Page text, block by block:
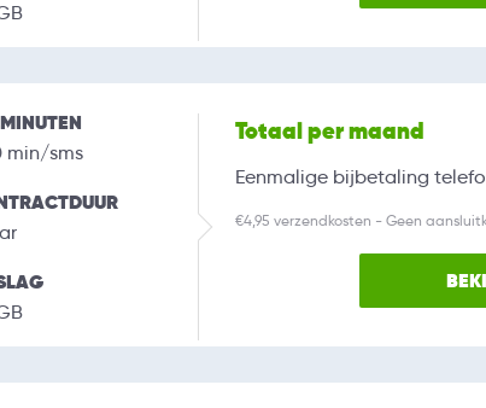
min/sms
Totaal per maand
Eenmalige bijbetaling
€4,95 verzendkosten - Geen